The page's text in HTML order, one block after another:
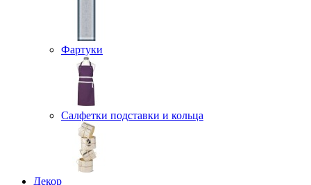
Фартуки
Салфетки подставки и кольца
Декор